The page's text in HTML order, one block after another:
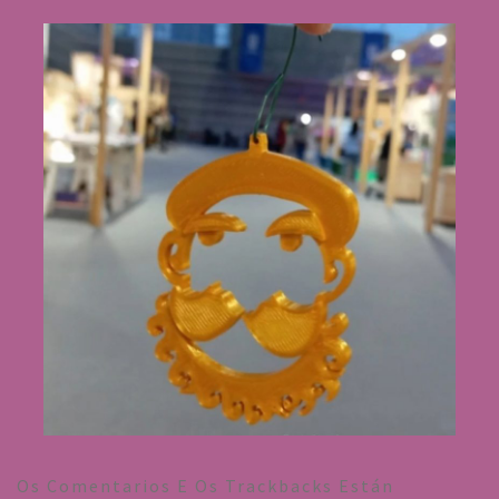
Os Comentarios E Os Trackbacks Están